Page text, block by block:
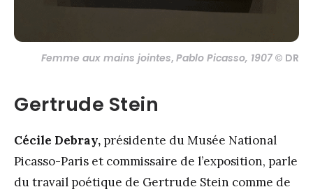
Femme aux mains jointes, Pablo Picasso, 1907 © DR
Gertrude Stein
Cécile Debray, présidente du Musée National
Picasso-Paris et commissaire de l’exposition, parle
du travail poétique de Gertrude Stein comme de